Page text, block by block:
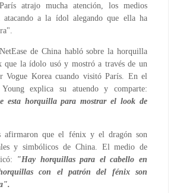
atrajo mucha atención, los medios
atacando a la ídol alegando que ella ha
de China habló sobre la horquilla
que la ídolo usó y mostró a través de un
Vogue Korea cuando visitó París. En el
explica su atuendo y comparte:
esta horquilla para mostrar el look de
afirmaron que el fénix y el dragón son
y simbólicos de China. El medio de
"Hay horquillas para el cabello en
con el patrón del fénix son